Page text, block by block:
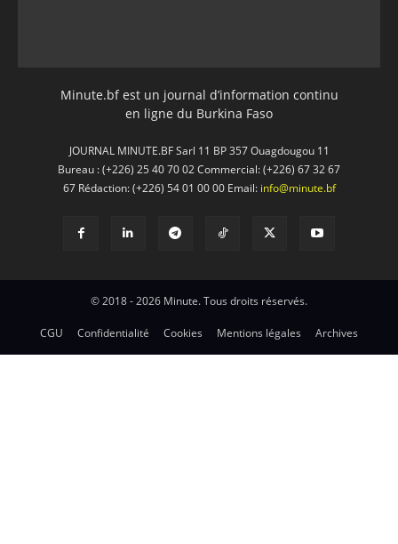
Minute.bf est un journal d’information continu
en ligne du Burkina Faso
JOURNAL MINUTE.BF Sarl 11 BP 357 Ouagdougou 11
Bureau : (+226) 25 40 70 02 Commercial: (+226) 67 32 67
67 Rédaction: (+226) 54 01 00 00 Email: info@minute.bf
© 2018 - 2026 Minute. Tous droits réservés.
CGU Confidentialité Cookies Mentions légales Archives